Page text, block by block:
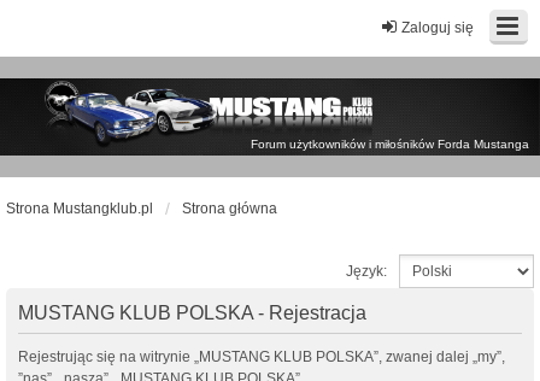
Zaloguj się
Forum użytkowników i miłośników Forda Mustanga
Strona Mustangklub.pl Strona główna
Język:
MUSTANG KLUB POLSKA - Rejestracja
Rejestrując się na witrynie „MUSTANG KLUB POLSKA”, zwanej dalej „my”,